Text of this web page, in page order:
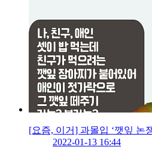
[요즘, 이거] 과몰입 ‘깻잎 논
2022-01-13 16:44